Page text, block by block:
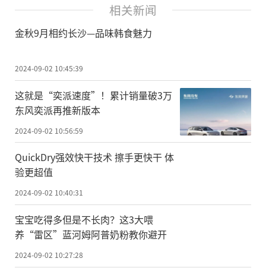
相关新闻
金秋9月相约长沙—品味韩食魅力
2024-09-02 10:45:39
这就是“奕派速度”！累计销量破3万
东风奕派再推新版本
2024-09-02 10:56:59
QuickDry强效快干技术 擦手更快干 体
验更超值
2024-09-02 10:40:31
宝宝吃得多但是不长肉？这3大喂
养“雷区”蓝河姆阿普奶粉教你避开
2024-09-02 10:27:28